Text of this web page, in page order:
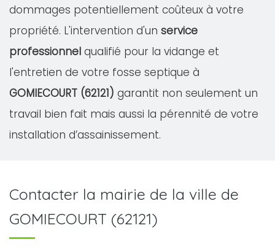
dommages potentiellement coûteux à votre
propriété. L'intervention d'un service
professionnel qualifié pour la vidange et
l'entretien de votre fosse septique à
GOMIECOURT (62121) garantit non seulement un
travail bien fait mais aussi la pérennité de votre
installation d’assainissement.
Contacter la mairie de la ville de
GOMIECOURT (62121)